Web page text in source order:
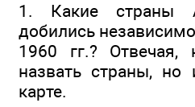
1. Какие страны
добились
1960 гг.? Отвечая,
назвать страны, но
карте.